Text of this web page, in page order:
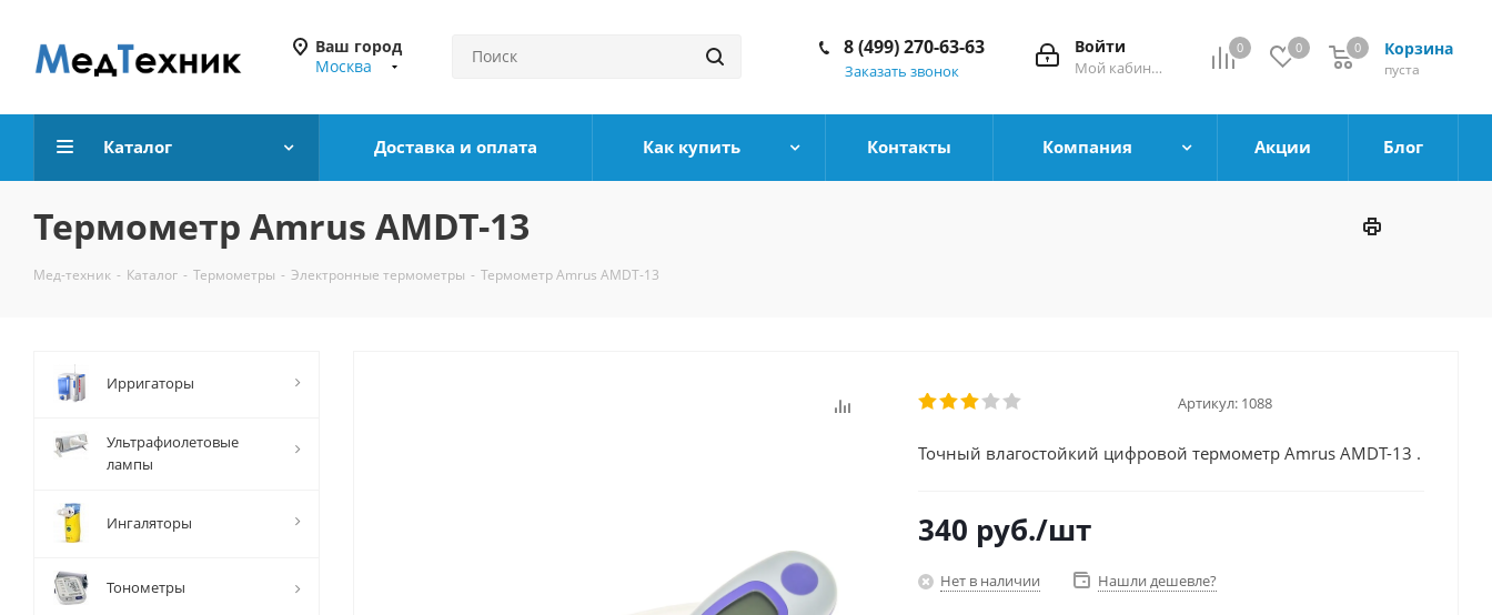
Ваш город
Москва
0 0 Корзина
0
пуста
0
Войти
Мой кабинет
8 (499) 270-63-63
Заказать звонок
Каталог Доставка и оплата Как купить Контакты Компания Акции Блог
Термометр Amrus AMDT-13
Мед-техник - Каталог - Термометры - Электронные термометры - Термометр Amrus AMDT-13
Артикул: 1088
Точный влагостойкий цифровой термометр Amrus AMDT-13 .
340 руб./шт
Нет в наличии Нашли дешевле?
Ирригаторы
Ультрафиолетовые
лампы
Ингаляторы
Тонометры